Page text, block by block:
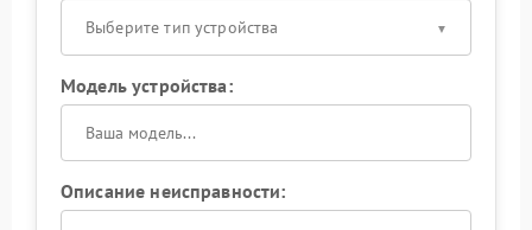
Выберите тип устройства
Модель устройства:
Описание неисправности: